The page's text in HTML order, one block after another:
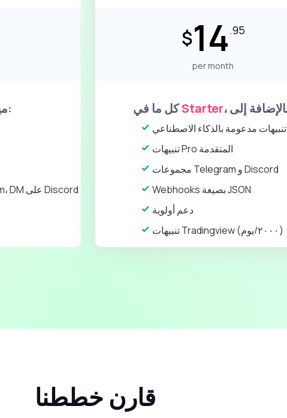
ميزات أساسية مثل:
البريد الإلكتروني، DM على Telegram، DM على Discord
$14.95
per month
كل ما فيStarter
تنبيهات مدعومة بالذكاء الاصطناعي
تنبيهات Pro المتقدمة
مجموعات Telegram و Discord
Webhooks بصيغة JSON
دعم أولوية
تنبيهات Tradingview (٢٠٠٠/يوم)
قارن خططنا